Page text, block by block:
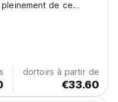
de ce
dortoirs à partir de
€33.60